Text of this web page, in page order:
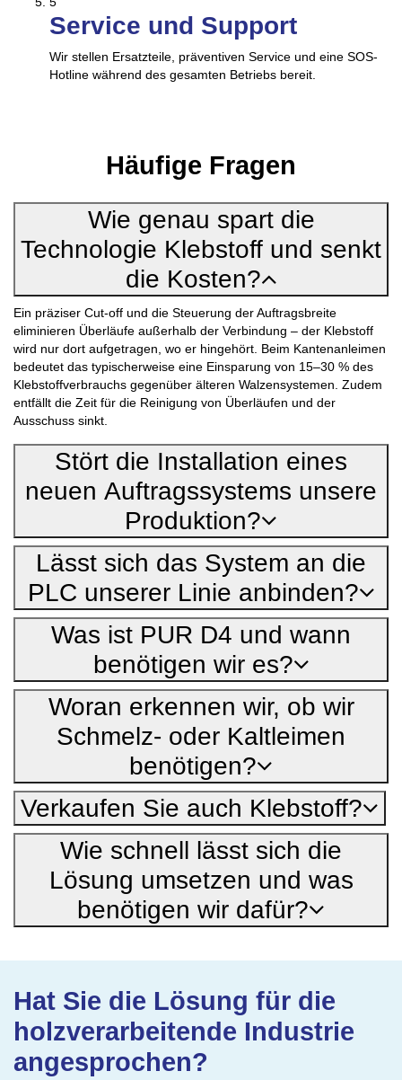
Service und Support
Wir stellen Ersatzteile, präventiven Service und eine SOS-
Hotline während des gesamten Betriebs bereit.
Häufige Fragen
Wie genau spart die
Technologie Klebstoff und senkt
die Kosten?
Ein präziser Cut-off und die Steuerung der Auftragsbreite
eliminieren Überläufe außerhalb der Verbindung – der Klebstoff
wird nur dort aufgetragen, wo er hingehört. Beim Kantenanleimen
bedeutet das typischerweise eine Einsparung von 15–30 % des
Klebstoffverbrauchs gegenüber älteren Walzensystemen. Zudem
entfällt die Zeit für die Reinigung von Überläufen und der
Ausschuss sinkt.
Stört die Installation eines
neuen Auftragssystems unsere
Produktion?
Lässt sich das System an die
PLC unserer Linie anbinden?
Was ist PUR D4 und wann
benötigen wir es?
Woran erkennen wir, ob wir
Schmelz- oder Kaltleimen
benötigen?
Verkaufen Sie auch Klebstoff?
Wie schnell lässt sich die
Lösung umsetzen und was
benötigen wir dafür?
Hat Sie die Lösung für die
holzverarbeitende Industrie
angesprochen?